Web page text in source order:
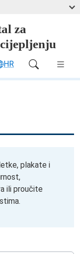
glavni sadržaj
za
HR
plakate i
ili proučite